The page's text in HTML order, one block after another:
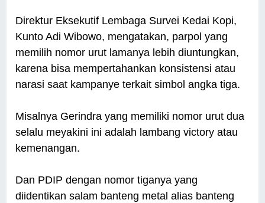
Direktur Eksekutif Lembaga Survei Kedai Kopi,
Kunto Adi Wibowo, mengatakan, parpol yang
memilih nomor urut lamanya lebih diuntungkan,
karena bisa mempertahankan konsistensi atau
narasi saat kampanye terkait simbol angka tiga.
Misalnya Gerindra yang memiliki nomor urut dua
selalu meyakini ini adalah lambang victory atau
kemenangan.
Dan PDIP dengan nomor tiganya yang
diidentikan salam banteng metal alias banteng